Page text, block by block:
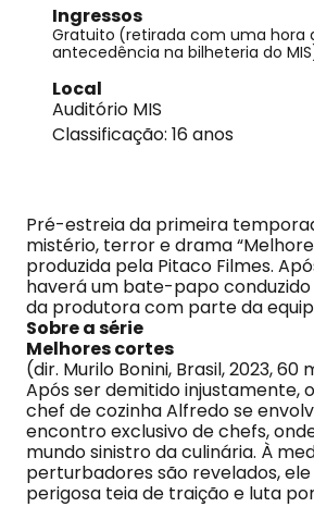
Ingressos
Gratuito (retirada com uma hora
antecedência na bilheteria do
Local
Auditório MIS
Classificação: 16 anos
Pré-estreia da primeira
mistério, terror e drama
produzida pela Pitaco Filmes.
haverá um bate-papo
da produtora com parte da
Sobre a série
Melhores cortes
(dir. Murilo Bonini, Brasil, 2023, 60
Após ser demitido injustamente,
chef de cozinha Alfredo se
encontro exclusivo de chefs,
mundo sinistro da culinária. À
perturbadores são revelados,
perigosa teia de traição e luta